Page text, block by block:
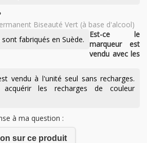
Biseauté Vert (à base d'alcool)
fabriqués en Suède.
Est-ce le
marqueur est
vendu avec les
vendu à l'unité seul sans recharges.
acquérir les recharges de couleur
à ma question :
sur ce produit